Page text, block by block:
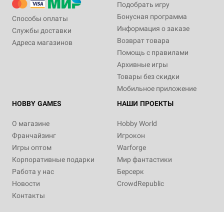
Способы оплаты
Службы доставки
Адреса магазинов
Подобрать игру
Бонусная программа
Информация о заказе
Возврат товара
Помощь с правилами
Архивные игры
Товары без скидки
Мобильное приложение
HOBBY GAMES
О магазине
Франчайзинг
Игры оптом
Корпоративные подарки
Работа у нас
Новости
Контакты
НАШИ ПРОЕКТЫ
Hobby World
Игрокон
Warforge
Мир фантастики
Берсерк
CrowdRepublic